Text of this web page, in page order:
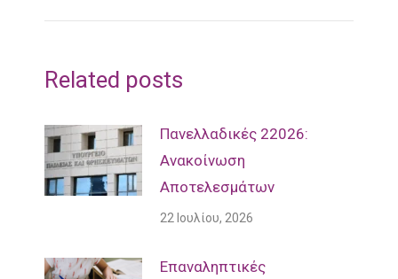
Related posts
Πανελλαδικές 22026:
Ανακοίνωση
Αποτελεσμάτων
22 Ιουλίου, 2026
Επαναληπτικές